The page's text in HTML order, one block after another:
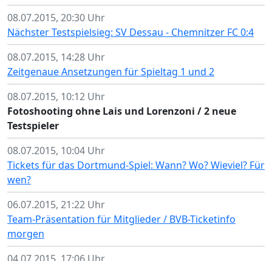
08.07.2015, 20:30 Uhr
Nächster Testspielsieg: SV Dessau - Chemnitzer FC 0:4
08.07.2015, 14:28 Uhr
Zeitgenaue Ansetzungen für Spieltag 1 und 2
08.07.2015, 10:12 Uhr
Fotoshooting ohne Lais und Lorenzoni / 2 neue
Testspieler
08.07.2015, 10:04 Uhr
Tickets für das Dortmund-Spiel: Wann? Wo? Wieviel? Für
wen?
06.07.2015, 21:22 Uhr
Team-Präsentation für Mitglieder / BVB-Ticketinfo
morgen